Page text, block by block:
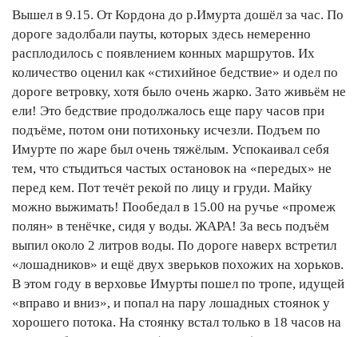
Вышел в 9.15. От Кордона до р.Имурта дошёл за час. По
дороге задолбали пауты, которых здесь немеренно
расплодилось с появлением конных маршрутов. Их
количество оценил как «стихийное бедствие» и одел по
дороге ветровку, хотя было очень жарко. Зато живьём не
ели! Это бедствие продолжалось еще пару часов при
подъёме, потом они потихоньку исчезли. Подъем по
Имурте по жаре был очень тяжёлым. Успокаивал себя
тем, что стыдиться частых остановок на «передых» не
перед кем. Пот течёт рекой по лицу и груди. Майку
можно выжимать! Пообедал в 15.00 на ручье «промеж
полян» в тенёчке, сидя у воды. ЖАРА! За весь подъём
выпил около 2 литров воды. По дороге наверх встретил
«лошадников» и ещё двух зверьков похожих на хорьков.
В этом году в верховье Имурты пошел по тропе, идущей
«вправо и вниз», и попал на пару лошадных стоянок у
хорошего потока. На стоянку встал только в 18 часов на